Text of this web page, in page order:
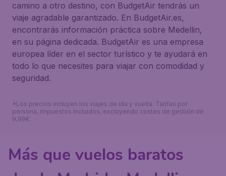
camino a otro destino, con BudgetAir tendrás un
viaje agradable garantizado. En BudgetAir.es,
encontrarás información práctica sobre Medellin,
en su página dedicada. BudgetAir es una empresa
europea líder en el sector turístico y te ayudará en
todo lo que necesites para viajar con comodidad y
seguridad.
*Los precios incluyen los viajes de ida y vuelta. Tarifas por
persona, impuestos incluidos, excluyendo costes de gestión de
9,99€.
Más que vuelos baratos